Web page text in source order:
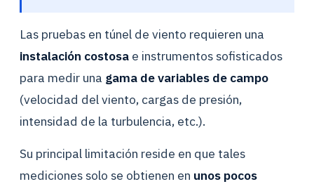
Las pruebas en túnel de viento requieren una
instalación costosa e instrumentos sofisticados
para medir una gama de variables de campo
(velocidad del viento, cargas de presión,
intensidad de la turbulencia, etc.).
Su principal limitación reside en que tales
mediciones solo se obtienen en unos pocos